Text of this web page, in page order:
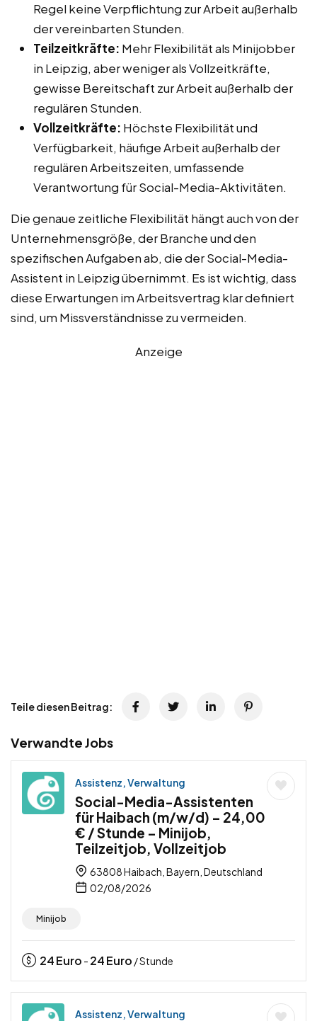
Regel keine Verpflichtung zur Arbeit außerhalb
der vereinbarten Stunden.
Teilzeitkräfte: Mehr Flexibilität als Minijobber
in Leipzig, aber weniger als Vollzeitkräfte,
gewisse Bereitschaft zur Arbeit außerhalb der
regulären Stunden.
Vollzeitkräfte: Höchste Flexibilität und
Verfügbarkeit, häufige Arbeit außerhalb der
regulären Arbeitszeiten, umfassende
Verantwortung für Social-Media-Aktivitäten.
Die genaue zeitliche Flexibilität hängt auch von der
Unternehmensgröße, der Branche und den
spezifischen Aufgaben ab, die der Social-Media-
Assistent in Leipzig übernimmt. Es ist wichtig, dass
diese Erwartungen im Arbeitsvertrag klar definiert
sind, um Missverständnisse zu vermeiden.
Anzeige
Teile diesen Beitrag:
Verwandte Jobs
Assistenz, Verwaltung
Social-Media-Assistenten
für Haibach (m/w/d) – 24,00
€ / Stunde – Minijob,
Teilzeitjob, Vollzeitjob
63808 Haibach, Bayern, Deutschland
02/08/2026
Minijob
24Euro - 24Euro / Stunde
Assistenz, Verwaltung